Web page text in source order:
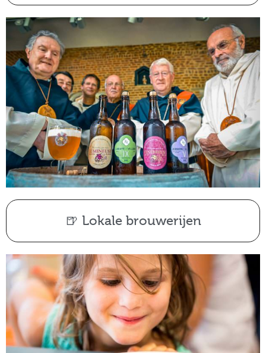
🍺 Lokale brouwerijen